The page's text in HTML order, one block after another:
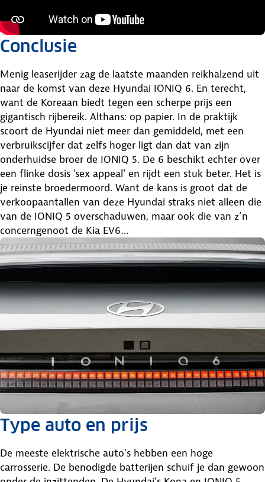
Conclusie
Menig leaserijder zag de laatste maanden reikhalzend uit
naar de komst van deze Hyundai IONIQ 6. En terecht,
want de Koreaan biedt tegen een scherpe prijs een
gigantisch rijbereik. Althans: op papier. In de praktijk
scoort de Hyundai niet meer dan gemiddeld, met een
verbruikscijfer dat zelfs hoger ligt dan dat van zijn
onderhuidse broer de IONIQ 5. De 6 beschikt echter over
een flinke dosis 'sex appeal' en rijdt een stuk beter. Het is
je reinste broedermoord. Want de kans is groot dat de
verkoopaantallen van deze Hyundai straks niet alleen die
van de IONIQ 5 overschaduwen, maar ook die van z’n
concerngenoot de Kia EV6…
Type auto en prijs
De meeste elektrische auto’s hebben een hoge
carrosserie. De benodigde batterijen schuif je dan gewoon